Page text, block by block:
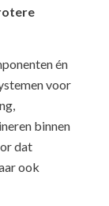
én
voor
binnen
dat
ook